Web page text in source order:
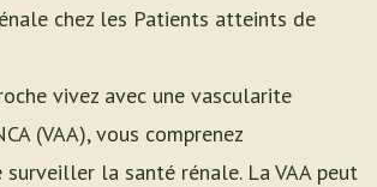
chez les Patients atteints de
vivez avec une vascularite
(VAA), vous comprenez
la santé rénale. La VAA peut